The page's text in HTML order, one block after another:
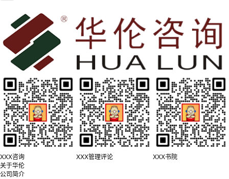
XXX咨询 XXX管理评论
XXX书院
关于华伦
公司简介